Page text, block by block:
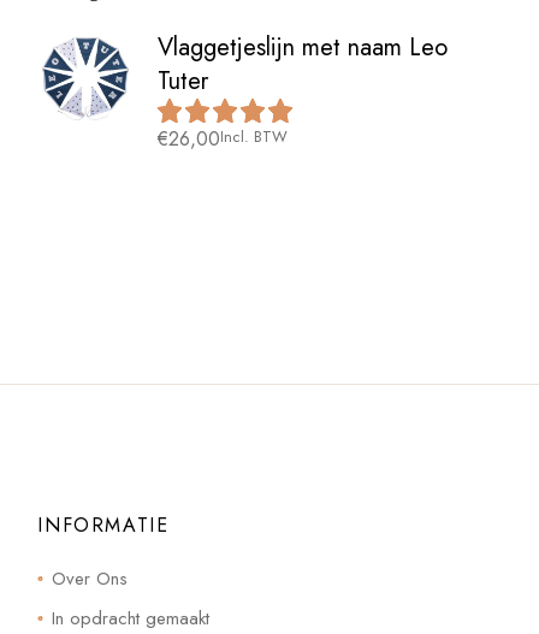
Vlaggetjeslijn met naam Leo
Tuter
€26,00Incl. BTW
INFORMATIE
Over Ons
In opdracht gemaakt